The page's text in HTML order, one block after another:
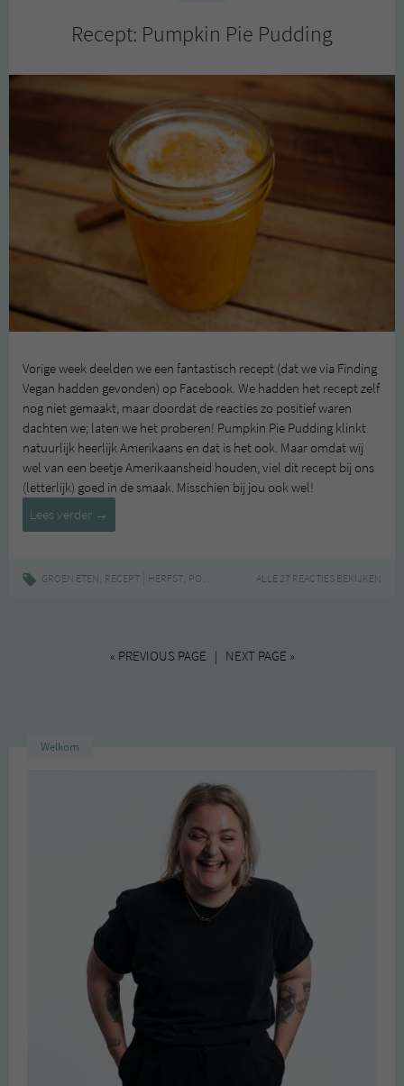
Recept: Pumpkin Pie Pudding
Vorige week deelden we een fantastisch recept (dat we via Finding
Vegan hadden gevonden) op Facebook. We hadden het recept zelf
nog niet gemaakt, maar doordat de reacties zo positief waren
dachten we; laten we het proberen! Pumpkin Pie Pudding klinkt
natuurlijk heerlijk Amerikaans en dat is het ook. Maar omdat wij
wel van een beetje Amerikaansheid houden, viel dit recept bij ons
(letterlijk) goed in de smaak. Misschien bij jou ook wel!
Lees verder Recept:
Pumpkin
Pudding
→
GROEN ETEN, RECEPT HERFST, POMPOEN PUDDING,RECEPT,VEGAN
ALLE 27 REACTIES BEKIJKEN
« PREVIOUS PAGE | NEXT PAGE »
Welkom